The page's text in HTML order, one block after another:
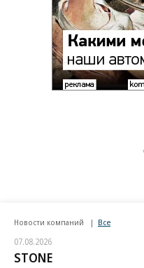
Новости компаний Все
07.08.2026
STONE